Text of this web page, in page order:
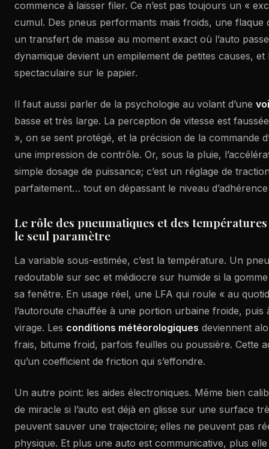
commence à laisser filer. Ce n’est pas toujours un «
cumul. Des pneus performants mais froids, une flaque
un transfert de masse au moment exact où l’auto
dynamique devient un empilement de petites causes, et
spectaculaire sur le papier.
Il faut aussi parler de la psychologie au volant d’une
basse et très large. La perception de vitesse est
», on se sent protégé, et la précision de la commande
une impression de contrôle. Or, sous la pluie,
simple dosage de puissance; c’est un réglage de
parfaitement… tout en dépassant le niveau
Le rôle des pneumatiques et des températures
le seul paramètre
La variable sous-estimée, c’est la température. Un
redoutable sur sec et médiocre sur humide si la
sa fenêtre. En usage réel, une LFA qui roule « au
l’autoroute chauffée à une portion urbaine froide, puis
virage. Les conditions météorologiques deviennent
frais, bitume froid, parfois feuilles ou poussière. Cette
qu’un coefficient de friction qui s’effondre.
Un autre point: les aides électroniques. Même bien
de miracle si l’auto est déjà en glisse sur une surface
peuvent sauver une trajectoire; elles ne peuvent pas
physique. Et plus une auto est communicative, plus